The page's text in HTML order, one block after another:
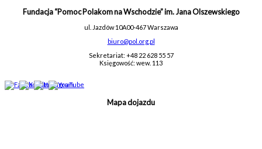
Fundacja “Pomoc Polakom na Wschodzie” im. Jana Olszewskiego
ul. Jazdów 10A00-467 Warszawa
biuro@pol.org.pl
Sekretariat: +48 22 628 55 57
Księgowość: wew. 113
Mapa dojazdu